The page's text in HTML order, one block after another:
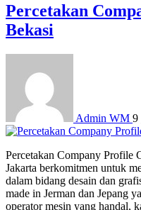
Percetakan
Bekasi
Admin WM 9
Percetakan Company Profile
Jakarta berkomitmen untuk
dalam bidang desain dan
made in Jerman dan Jepang
operator mesin yang handal,